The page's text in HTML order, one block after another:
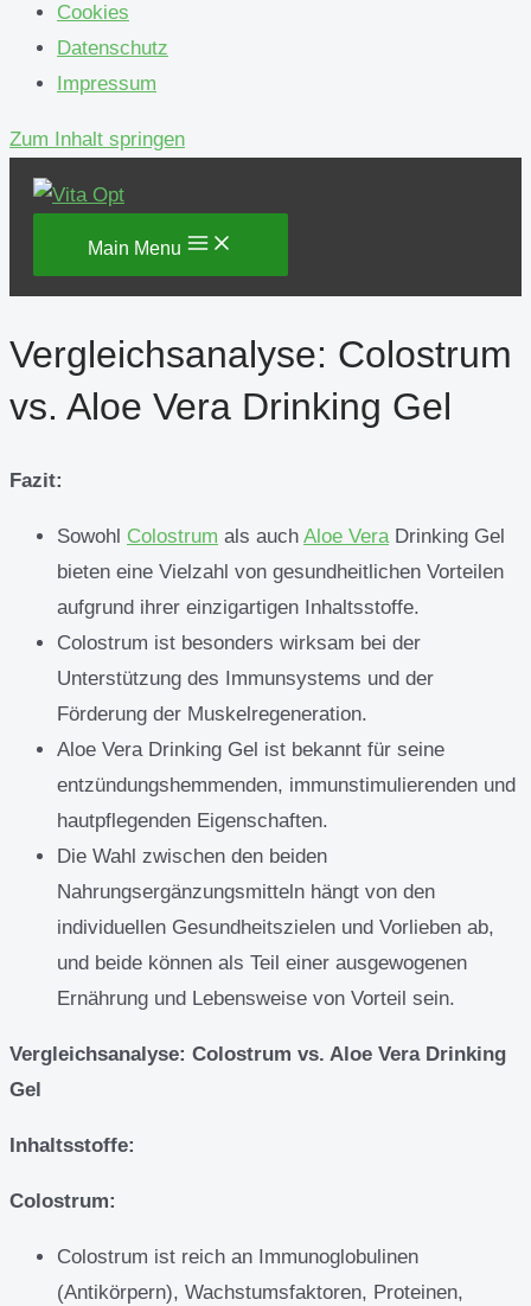
Cookies
Datenschutz
Impressum
Zum Inhalt springen
Main Menu
Vergleichsanalyse: Colostrum
vs. Aloe Vera Drinking Gel
Fazit:
Sowohl Colostrum als auch Aloe VeraDrinking Gel
bieten eine Vielzahl von gesundheitlichen Vorteilen
aufgrund ihrer einzigartigen Inhaltsstoffe.
Colostrum ist besonders wirksam bei der
Unterstützung des Immunsystems und der
Förderung der Muskelregeneration.
Aloe Vera Drinking Gel ist bekannt für seine
entzündungshemmenden, immunstimulierenden und
hautpflegenden Eigenschaften.
Die Wahl zwischen den beiden
Nahrungsergänzungsmitteln hängt von den
individuellen Gesundheitszielen und Vorlieben ab,
und beide können als Teil einer ausgewogenen
Ernährung und Lebensweise von Vorteil sein.
Vergleichsanalyse: Colostrum vs. Aloe Vera Drinking
Gel
Inhaltsstoffe:
Colostrum:
Colostrum ist reich an Immunoglobulinen
(Antikörpern), Wachstumsfaktoren, Proteinen,